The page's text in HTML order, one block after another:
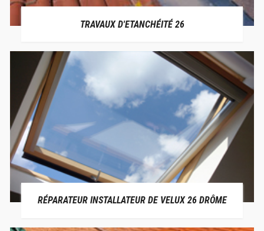
TRAVAUX D'ETANCHÉITÉ 26
RÉPARATEUR INSTALLATEUR DE VELUX 26 DRÔME